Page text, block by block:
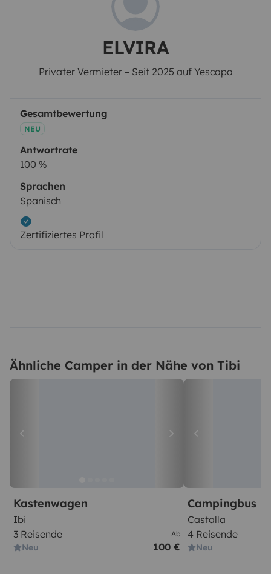
ELVIRA
Privater Vermieter – Seit 2025 auf Yescapa
Gesamtbewertung
NEU
Antwortrate
100 %
Sprachen
Spanisch
Zertifiziertes Profil
Ähnliche Camper in der Nähe von Tibi
Kastenwagen
Ibi
3 Reisende
Neu
Ab
100 €
Campingbus
Castalla
4 Reisende
Neu